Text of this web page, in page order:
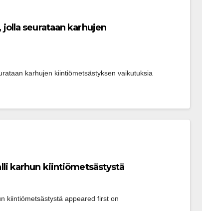
seurataan karhujen
karhujen kiintiömetsästyksen vaikutuksia
karhun kiin­tiö­met­säs­tys­tä
kiin­tiö­met­säs­tys­tä appeared first on